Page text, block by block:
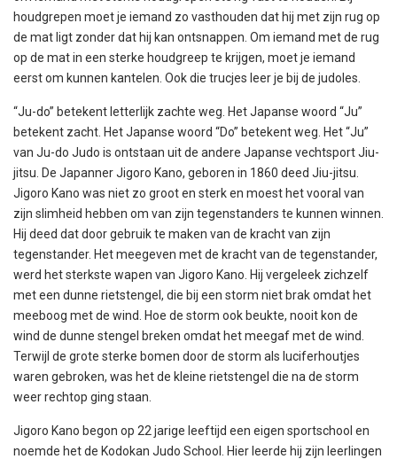
houdgrepen moet je iemand zo vasthouden dat hij met zijn rug op
de mat ligt zonder dat hij kan ontsnappen. Om iemand met de rug
op de mat in een sterke houdgreep te krijgen, moet je iemand
eerst om kunnen kantelen. Ook die trucjes leer je bij de judoles.
“Ju-do” betekent letterlijk zachte weg. Het Japanse woord “Ju”
betekent zacht. Het Japanse woord “Do” betekent weg. Het “Ju”
van Ju-do Judo is ontstaan uit de andere Japanse vechtsport Jiu-
jitsu. De Japanner Jigoro Kano, geboren in 1860 deed Jiu-jitsu.
Jigoro Kano was niet zo groot en sterk en moest het vooral van
zijn slimheid hebben om van zijn tegenstanders te kunnen winnen.
Hij deed dat door gebruik te maken van de kracht van zijn
tegenstander. Het meegeven met de kracht van de tegenstander,
werd het sterkste wapen van Jigoro Kano. Hij vergeleek zichzelf
met een dunne rietstengel, die bij een storm niet brak omdat het
meeboog met de wind. Hoe de storm ook beukte, nooit kon de
wind de dunne stengel breken omdat het meegaf met de wind.
Terwijl de grote sterke bomen door de storm als luciferhoutjes
waren gebroken, was het de kleine rietstengel die na de storm
weer rechtop ging staan.
Jigoro Kano begon op 22 jarige leeftijd een eigen sportschool en
noemde het de Kodokan Judo School. Hier leerde hij zijn leerlingen